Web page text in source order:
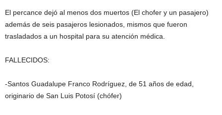
El percance dejó al menos dos muertos (El chofer y un pasajero)
además de seis pasajeros lesionados, mismos que fueron
trasladados a un hospital para su atención médica.
FALLECIDOS:
-Santos Guadalupe Franco Rodríguez, de 51 años de edad,
originario de San Luis Potosí (chófer)